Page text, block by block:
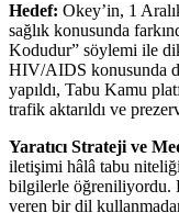
Hedef: Okey’in, 1
sağlık konusunda
Kodudur” söylemi ile
HIV/AIDS konusunda
yapıldı, Tabu Kamu
trafik aktarıldı ve
Yaratıcı Strateji ve
iletişimi hâlâ tabu
bilgilerle öğreniliyordu.
veren bir dil